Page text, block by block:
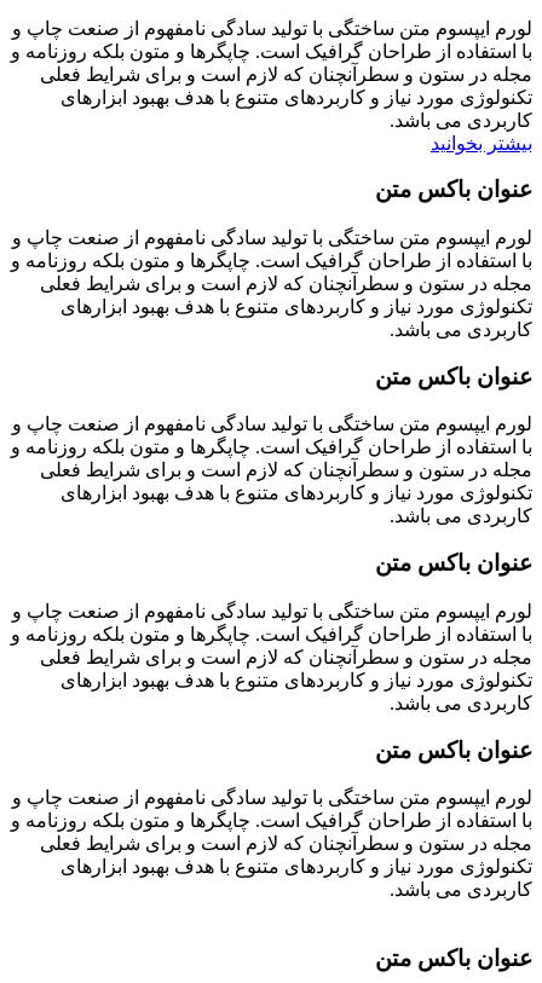
لورم ایپسوم متن ساختگی با تولید سادگی نامفهوم از صنعت چاپ و
با استفاده از طراحان گرافیک است. چاپگرها و متون بلکه روزنامه و
مجله در ستون و سطرآنچنان که لازم است و برای شرایط فعلی
تکنولوژی مورد نیاز و کاربردهای متنوع با هدف بهبود ابزارهای
کاربردی می باشد.
بیشتر بخوانید
عنوان باکس متن
لورم ایپسوم متن ساختگی با تولید سادگی نامفهوم از صنعت چاپ و
با استفاده از طراحان گرافیک است. چاپگرها و متون بلکه روزنامه و
مجله در ستون و سطرآنچنان که لازم است و برای شرایط فعلی
تکنولوژی مورد نیاز و کاربردهای متنوع با هدف بهبود ابزارهای
کاربردی می باشد.
عنوان باکس متن
لورم ایپسوم متن ساختگی با تولید سادگی نامفهوم از صنعت چاپ و
با استفاده از طراحان گرافیک است. چاپگرها و متون بلکه روزنامه و
مجله در ستون و سطرآنچنان که لازم است و برای شرایط فعلی
تکنولوژی مورد نیاز و کاربردهای متنوع با هدف بهبود ابزارهای
کاربردی می باشد.
عنوان باکس متن
لورم ایپسوم متن ساختگی با تولید سادگی نامفهوم از صنعت چاپ و
با استفاده از طراحان گرافیک است. چاپگرها و متون بلکه روزنامه و
مجله در ستون و سطرآنچنان که لازم است و برای شرایط فعلی
تکنولوژی مورد نیاز و کاربردهای متنوع با هدف بهبود ابزارهای
کاربردی می باشد.
عنوان باکس متن
لورم ایپسوم متن ساختگی با تولید سادگی نامفهوم از صنعت چاپ و
با استفاده از طراحان گرافیک است. چاپگرها و متون بلکه روزنامه و
مجله در ستون و سطرآنچنان که لازم است و برای شرایط فعلی
تکنولوژی مورد نیاز و کاربردهای متنوع با هدف بهبود ابزارهای
کاربردی می باشد.
عنوان باکس متن